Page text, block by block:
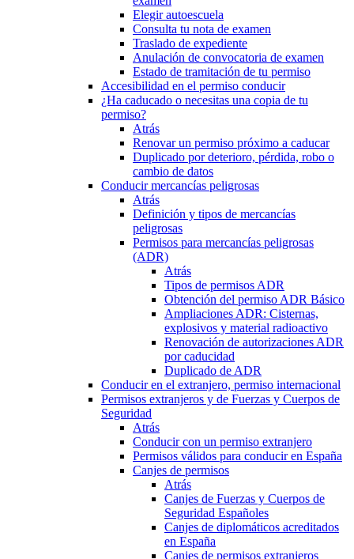
Elegir autoescuela
Consulta tu nota de examen
Traslado de expediente
Anulación de convocatoria de examen
Estado de tramitación de tu permiso
Accesibilidad en el permiso conducir
¿Ha caducado o necesitas una copia de tu
permiso?
Atrás
Renovar un permiso próximo a caducar
Duplicado por deterioro, pérdida, robo o
cambio de datos
Conducir mercancías peligrosas
Atrás
Definición y tipos de mercancías
peligrosas
Permisos para mercancías peligrosas
(ADR)
Atrás
Tipos de permisos ADR
Obtención del permiso ADR Básico
Ampliaciones ADR: Cisternas,
explosivos y material radioactivo
Renovación de autorizaciones ADR
por caducidad
Duplicado de ADR
Conducir en el extranjero, permiso internacional
Permisos extranjeros y de Fuerzas y Cuerpos de
Seguridad
Atrás
Conducir con un permiso extranjero
Permisos válidos para conducir en España
Canjes de permisos
Atrás
Canjes de Fuerzas y Cuerpos de
Seguridad Españoles
Canjes de diplomáticos acreditados
en España
Canjes de permisos extranjeros